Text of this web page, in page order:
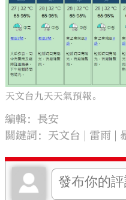
天文台九天天氣預報。
編輯：長安
關鍵詞： 天文台 雷雨